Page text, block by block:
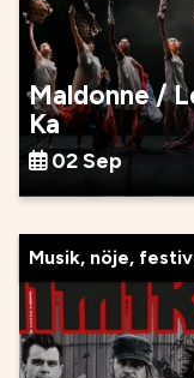
Maldonne /
Ka
02 Sep
Musik, nöje,